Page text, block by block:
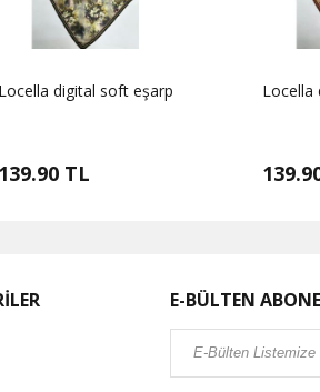
Locella digital soft eşarp
139.90 TL
Locella
E-BÜLTEN